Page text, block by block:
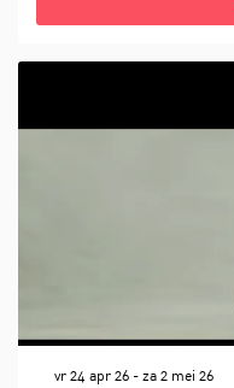
vr 24 apr 26 - za 2 mei 26